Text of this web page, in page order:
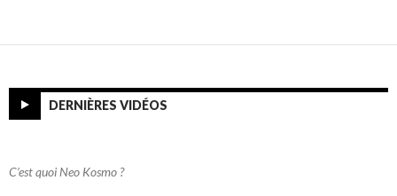
DERNIÈRES VIDÉOS
C’est quoi Neo Kosmo ?